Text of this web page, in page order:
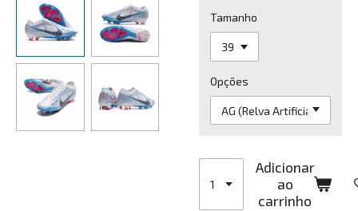
Tamanho
Opções
Adicionar
ao
carrinho